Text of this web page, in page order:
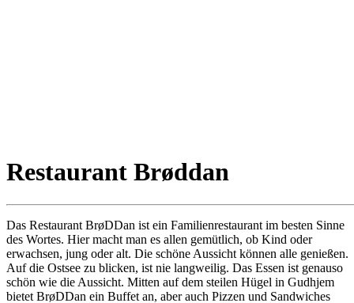
Restaurant Brøddan
Das Restaurant BrøDDan ist ein Familienrestaurant im besten Sinne
des Wortes. Hier macht man es allen gemütlich, ob Kind oder
erwachsen, jung oder alt. Die schöne Aussicht können alle genießen.
Auf die Ostsee zu blicken, ist nie langweilig. Das Essen ist genauso
schön wie die Aussicht. Mitten auf dem steilen Hügel in Gudhjem
bietet BrøDDan ein Buffet an, aber auch Pizzen und Sandwiches